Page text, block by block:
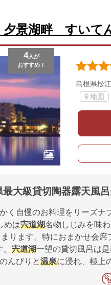
景湖畔 すいて
4人が
おすすめ！
島根県松
地図
大級貸切陶器露天風
く自慢のお料理をリーズナ
めは宍道湖名物しじみを味
ります。特におまかせ会
宍道湖一望の貸切風呂は
んびりと温泉に浸れ、極上